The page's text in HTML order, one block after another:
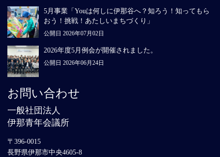
5月事業「Youは何しに伊那谷へ？知ろう！知ってもら
おう！挑戦！あたしいまちづくり」
公開日 2026年07月02日
2026年度5月例会が開催されました。
公開日 2026年06月24日
お問い合わせ
一般社団法人
伊那青年会議所
〒396-0015
長野県伊那市中央4605-8